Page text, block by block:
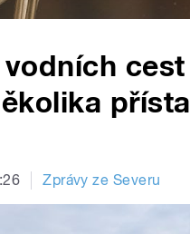
Zprávy ze Severu